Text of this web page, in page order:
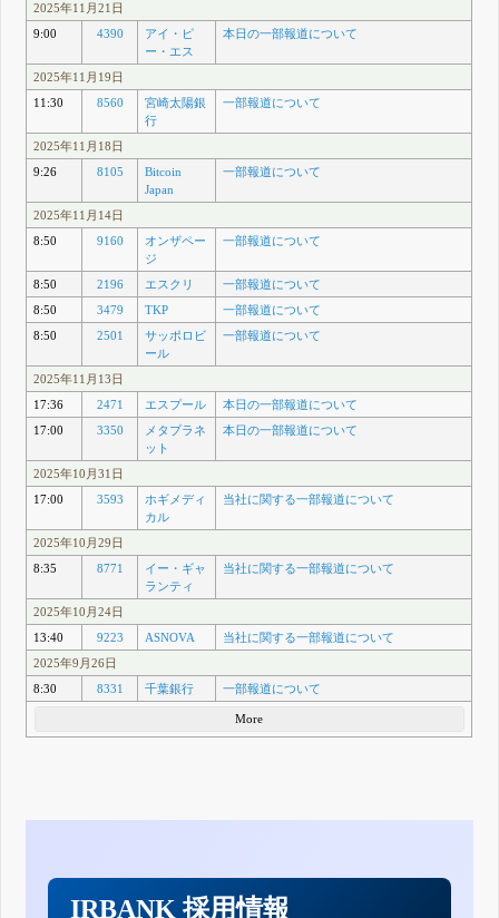
2025年11月21日
9:00
4390
アイ・ピ
ー・エス
本日の一部報道について
2025年11月19日
11:30
8560
宮崎太陽銀
行
一部報道について
2025年11月18日
9:26
8105
Bitcoin
Japan
一部報道について
2025年11月14日
8:50
9160
オンザペー
ジ
一部報道について
8:50 2196 エスクリ
一部報道について
8:50
3479 TKP
一部報道について
8:50
2501
サッポロビ
ール
一部報道について
2025年11月13日
17:36
2471 エスプール
本日の一部報道について
17:00
3350
メタプラネ
ット
本日の一部報道について
2025年10月31日
17:00
3593
ホギメディ
カル
当社に関する一部報道について
2025年10月29日
8:35
8771
イー・ギャ
ランティ
当社に関する一部報道について
2025年10月24日
13:40
9223 ASNOVA
当社に関する一部報道について
2025年9月26日
8:30
8331 千葉銀行 一部報道について
More
IRBANK 採用情報